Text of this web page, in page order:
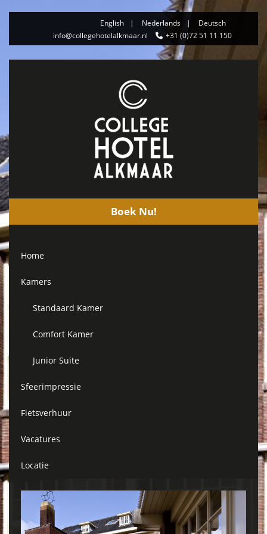
English Nederlands
Deutsch
info@collegehotelalkmaar.nl
+31 (0)72 51 11 150
Boek Nu!
Home
Kamers
Standaard Kamer
Comfort Kamer
Junior Suite
Sfeerimpressie
Fietsverhuur
Vacatures
Locatie